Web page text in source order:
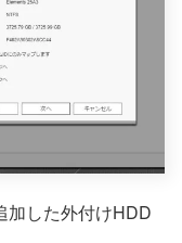
加した外付けHDD